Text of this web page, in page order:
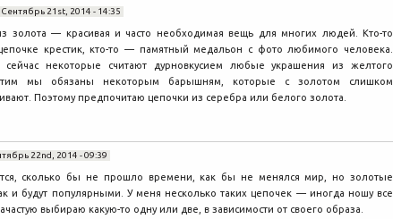
Сентябрь 21st, 2014 - 14:35
золота — красивая и часто необходимая вещь для многих людей. Кто-то
крестик, кто-то — памятный медальон с фото любимого человека.
сейчас некоторые считают дурновкусием любые украшения из желтого
мы обязаны некоторым барышням, которые с золотом слишком
Поэтому предпочитаю цепочки из серебра или белого золота.
22nd, 2014 - 09:39
сколько бы не прошло времени, как бы не менялся мир, но золотые
и будут популярными. У меня несколько таких цепочек — иногда ношу все
выбираю какую-то одну или две, в зависимости от своего образа.